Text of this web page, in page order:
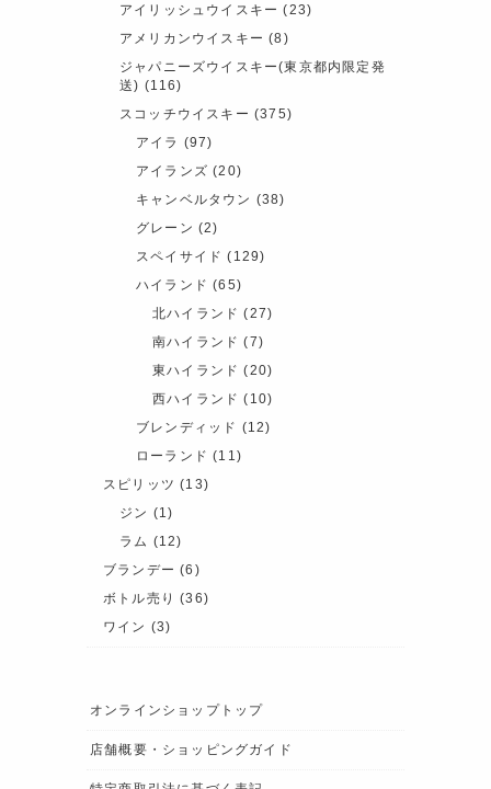
アイリッシュウイスキー (23)
アメリカンウイスキー (8)
ジャパニーズウイスキー(東京都内限定発
送) (116)
スコッチウイスキー (375)
アイラ (97)
アイランズ (20)
キャンベルタウン (38)
グレーン (2)
スペイサイド (129)
ハイランド (65)
北ハイランド (27)
南ハイランド (7)
東ハイランド (20)
西ハイランド (10)
ブレンディッド (12)
ローランド (11)
スピリッツ (13)
ジン (1)
ラム (12)
ブランデー (6)
ボトル売り (36)
ワイン (3)
オンラインショップトップ
店舗概要・ショッピングガイド